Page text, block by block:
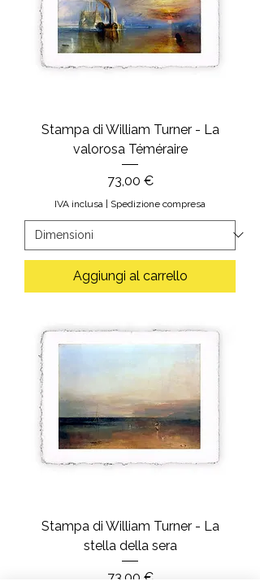
Stampa di William Turner - La
valorosa Téméraire
Prezzo
73,00 €
IVA inclusa | Spedizione compresa
Aggiungi al carrello
Stampa di William Turner - La
stella della sera
Prezzo
73,00 €